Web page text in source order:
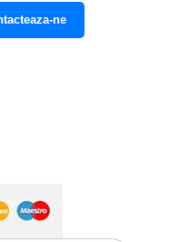
ne